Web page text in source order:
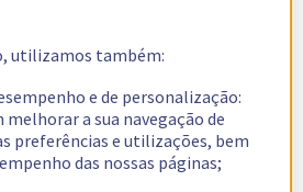
utilizamos também:
e de personalização:
a sua navegação de
preferências e utilizações, bem
das nossas páginas;